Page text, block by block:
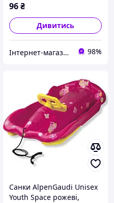
96₴
Дивитись
Інтернет-магазин "SANTAN" 98%
Санки AlpenGaudi Unisex
Youth Space рожеві,